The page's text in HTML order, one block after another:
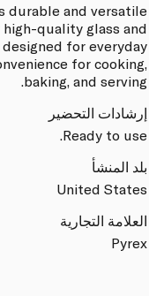
durable and versatile
quality glass and
for everyday
for cooking,
baking, and serving.
إرشادات التحضير
Ready to use.
بلد المنشأ
United States
العلامة التجارية
Pyrex